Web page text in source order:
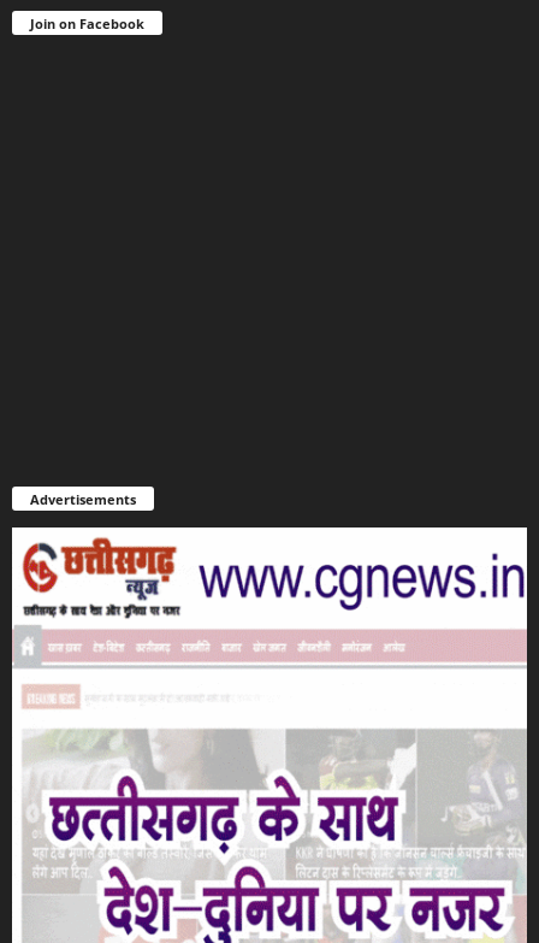
Join on Facebook
Advertisements